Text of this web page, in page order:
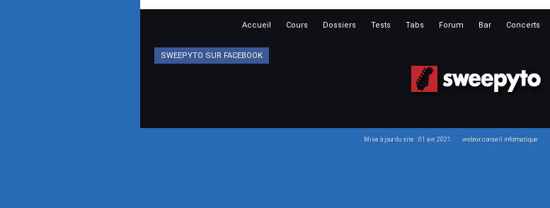
Accueil Cours Dossiers Tests Tabs Forum Bar Concerts
SWEEPYTO SUR FACEBOOK
Mise à jour du site : 01 avr. 2021 webrox conseil informatique